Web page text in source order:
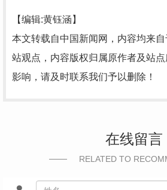
【编辑:黄钰涵】
本文转载自中国新闻网，内容均来
站观点，内容版权归属原作者及站
影响，请及时联系我们予以删除！
在线留言
RELATED TO